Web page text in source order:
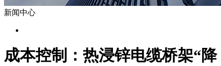
新闻中心
成本控制：热浸锌电缆桥架“降